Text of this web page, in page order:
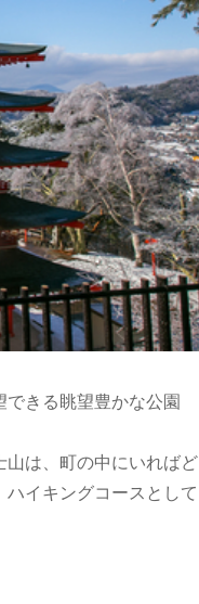
きる眺望豊かな公園
山は、町の中にいればど
イキングコースとして